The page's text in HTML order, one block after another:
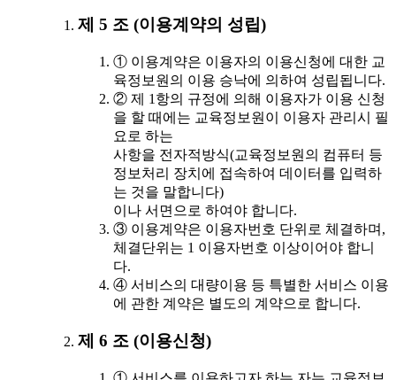
제 5 조 (이용계약의 성립)
① 이용계약은 이용자의 이용신청에 대한 교
육정보원의 이용 승낙에 의하여 성립됩니다.
② 제 1항의 규정에 의해 이용자가 이용 신청
을 할 때에는 교육정보원이 이용자 관리시 필
요로 하는
사항을 전자적방식(교육정보원의 컴퓨터 등
정보처리 장치에 접속하여 데이터를 입력하
는 것을 말합니다)
이나 서면으로 하여야 합니다.
③ 이용계약은 이용자번호 단위로 체결하며,
체결단위는 1 이용자번호 이상이어야 합니
다.
④ 서비스의 대량이용 등 특별한 서비스 이용
에 관한 계약은 별도의 계약으로 합니다.
제 6 조 (이용신청)